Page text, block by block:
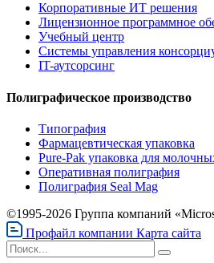
Корпоративные ИТ решения
Лицензионное программное
Учебный центр
Системы управления
IT-аутсорсинг
Полиграфическое производство
Типография
Фармацевтическая упаковка
Pure-Pak упаковка для
Оперативная полиграфия
Полиграфия Seal Mag
©1995-2026 Группа компаний
Профайл компании Карта сайта